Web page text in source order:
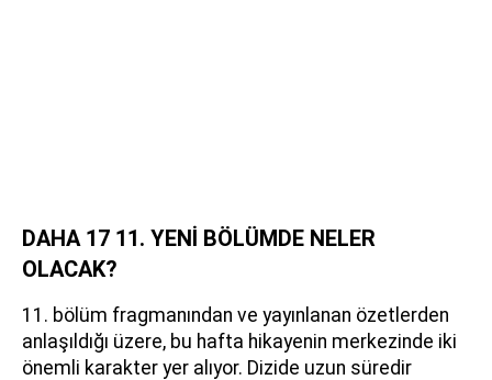
DAHA 17 11. YENİ BÖLÜMDE NELER
OLACAK?
11. bölüm fragmanından ve yayınlanan özetlerden
anlaşıldığı üzere, bu hafta hikayenin merkezinde iki
önemli karakter yer alıyor. Dizide uzun süredir